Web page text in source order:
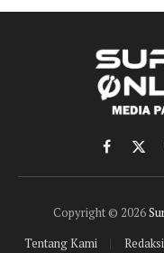
Facebook
X
Copyright © 2026
Tentang Kami
Redaksi